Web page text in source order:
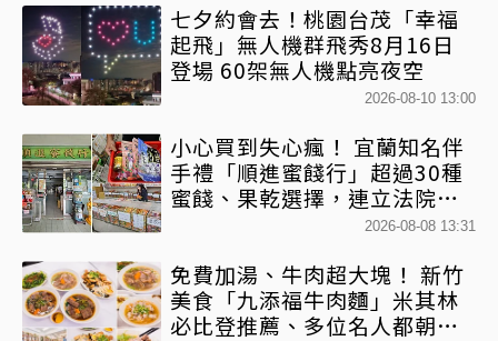
七夕約會去！桃園台茂「幸福
起飛」無人機群飛秀8月16日
登場 60架無人機點亮夜空
2026-08-10 13:00
小心買到失心瘋！ 宜蘭知名伴
手禮「順進蜜餞行」超過30種
蜜餞、果乾選擇，連立法院都
2026-08-08 13:31
免費加湯、牛肉超大塊！ 新竹
美食「九添福牛肉麵」米其林
必比登推薦、多位名人都朝聖